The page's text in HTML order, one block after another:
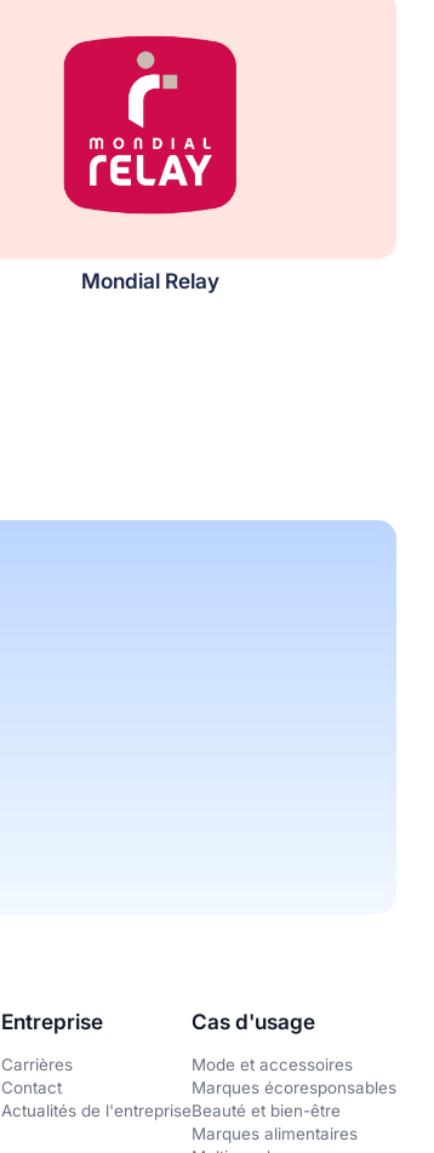
Mondial Relay
Entreprise
Carrières
Contact
Actualités de l'entreprise
Cas d'usage
Mode et accessoires
Marques écoresponsables
Beauté et bien-être
Marques alimentaires